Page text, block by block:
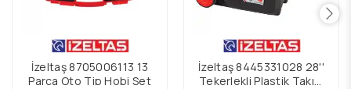
İzeltaş 8705006113 13
Parça Oto Tip Hobi Set
İzeltaş 8445331028 28''
Tekerlekli Plastik Takım